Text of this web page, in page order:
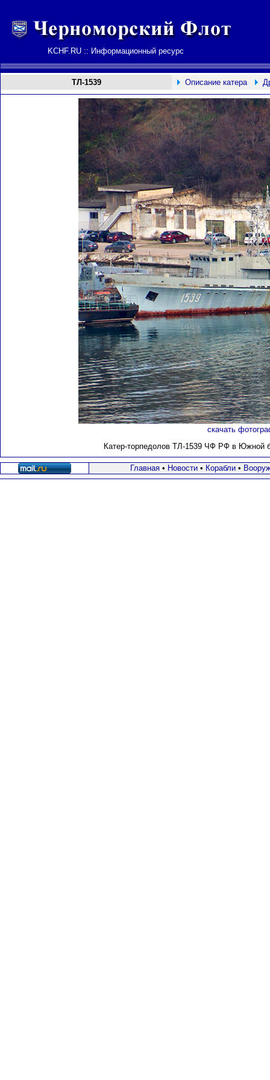
KCHF.RU :: Информационный ресурс
ТЛ-1539 Описание катера
скачать
Катер-торпедолов ТЛ-1539 ЧФ РФ в Южной
Главная• Новости• Корабли•